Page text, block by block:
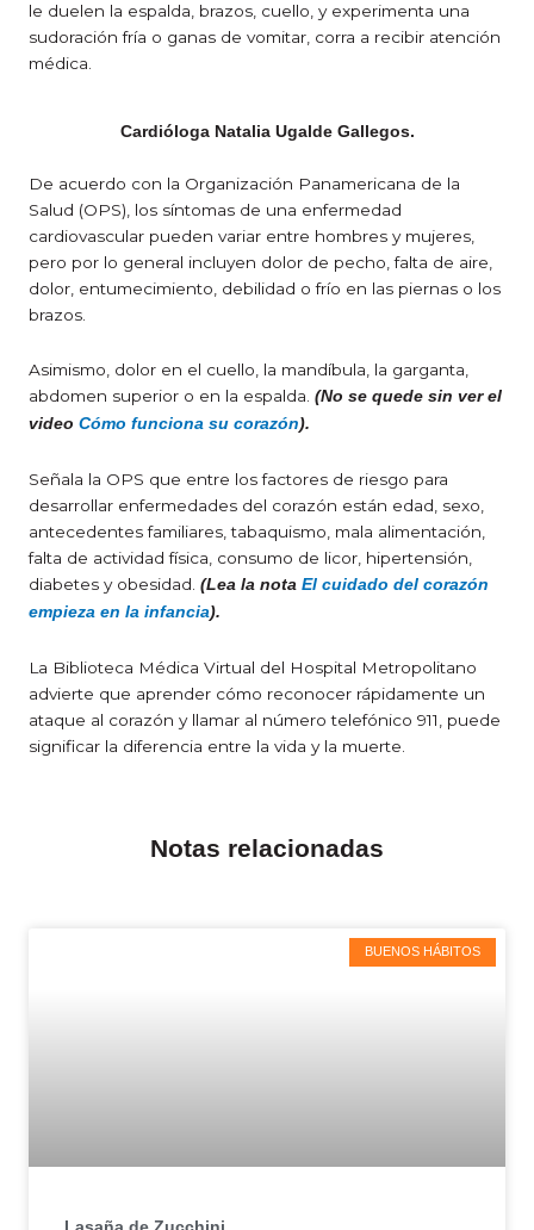
le duelen la espalda, brazos, cuello, y experimenta una
sudoración fría o ganas de vomitar, corra a recibir atención
médica.
Cardióloga Natalia Ugalde Gallegos.
De acuerdo con la Organización Panamericana de la
Salud (OPS), los síntomas de una enfermedad
cardiovascular pueden variar entre hombres y mujeres,
pero por lo general incluyen dolor de pecho, falta de aire,
dolor, entumecimiento, debilidad o frío en las piernas o los
brazos.
Asimismo, dolor en el cuello, la mandíbula, la garganta,
abdomen superior o en la espalda. (No se quede sin ver el
video Cómo funciona su corazón).
Señala la OPS que entre los factores de riesgo para
desarrollar enfermedades del corazón están edad, sexo,
antecedentes familiares, tabaquismo, mala alimentación,
falta de actividad física, consumo de licor, hipertensión,
diabetes y obesidad. (Lea la nota El cuidado del corazón
empieza en la infancia).
La Biblioteca Médica Virtual del Hospital Metropolitano
advierte que aprender cómo reconocer rápidamente un
ataque al corazón y llamar al número telefónico 911, puede
significar la diferencia entre la vida y la muerte.
Notas relacionadas
BUENOS HÁBITOS
Lasaña de Zucchini